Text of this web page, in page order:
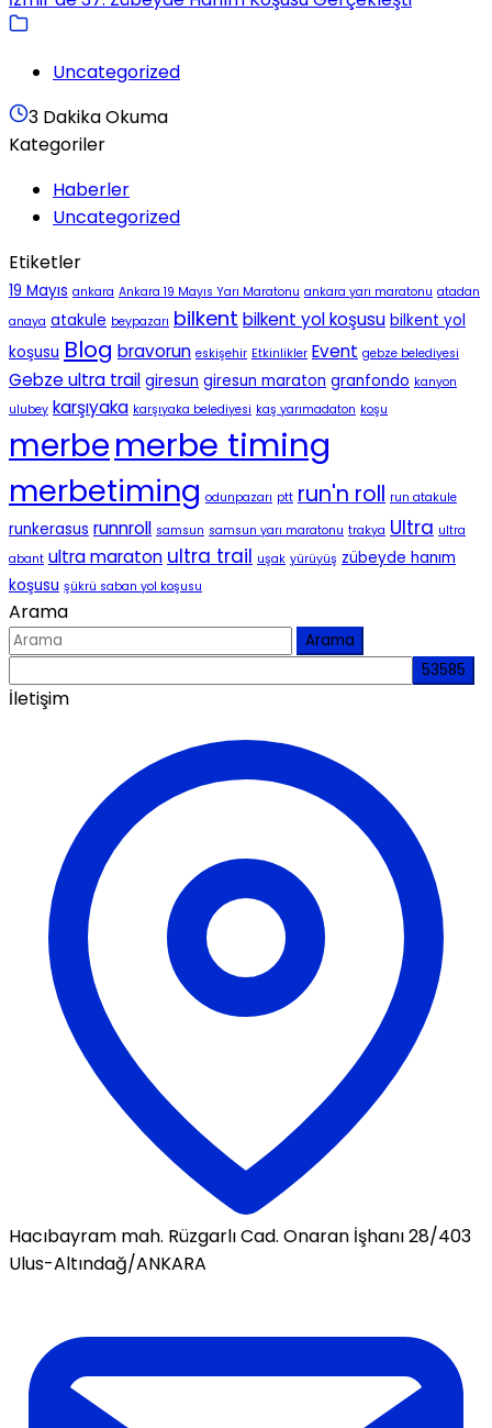
Uncategorized
3 Dakika Okuma
Kategoriler
Haberler
Uncategorized
Etiketler
19 Mayıs ankara Ankara 19 Mayıs Yarı Maratonu ankara yarı maratonu atadan
anaya atakule beypazarı bilkent bilkent yol koşusu bilkent yol
koşusu Blog bravorun eskişehir Etkinlikler Event gebze belediyesi
Gebze ultra trail giresun giresun maraton granfondo kanyon
ulubey karşıyaka karşıyaka belediyesi kaş yarımadaton koşu
merbemerbe timing
merbetiming odunpazarı ptt run'n roll run atakule
runkerasus runnroll samsun samsun yarı maratonu trakya Ultra ultra
abant ultra maraton ultra trail uşak yürüyüş zübeyde hanım
koşusu şükrü saban yol koşusu
Arama
Arama
İletişim
Hacıbayram mah. Rüzgarlı Cad. Onaran İşhanı 28/403
Ulus-Altındağ/ANKARA